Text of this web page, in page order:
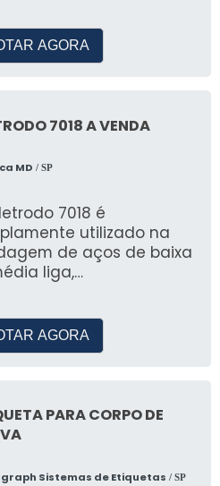
AGORA
7018 A VENDA
MD / SP
7018 é
utilizado na
de aços de baixa
liga,
AGORA
PARA CORPO DE
Sistemas de Etiquetas / SP